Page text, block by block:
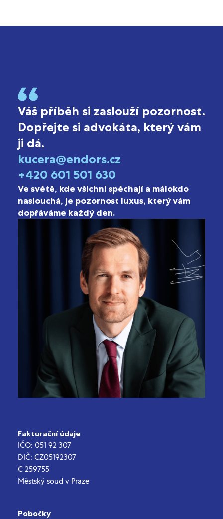
Váš příběh si zaslouží pozornost.
Dopřejte si advokáta, který vám
ji dá.
kucera@endors.cz
+420 601 501 630
Ve světě, kde všichni spěchají a málokdo
naslouchá, je pozornost luxus, který vám
dopřáváme každý den.
Fakturační údaje
IČO: 051 92 307
DIČ: CZ05192307
C 259755
Městský soud v Praze
Pobočky